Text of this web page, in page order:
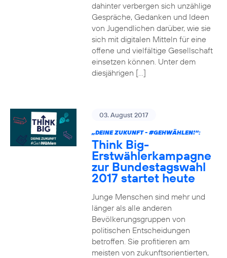
dahinter verbergen sich unzählige
Gespräche, Gedanken und Ideen
von Jugendlichen darüber, wie sie
sich mit digitalen Mitteln für eine
offene und vielfältige Gesellschaft
einsetzen können. Unter dem
diesjährigen […]
03. August 2017
„DEINE ZUKUNFT - #GEHWÄHLEN!“:
Think Big-
Erstwählerkampagne
zur Bundestagswahl
2017 startet heute
Junge Menschen sind mehr und
länger als alle anderen
Bevölkerungsgruppen von
politischen Entscheidungen
betroffen. Sie profitieren am
meisten von zukunftsorientierten,